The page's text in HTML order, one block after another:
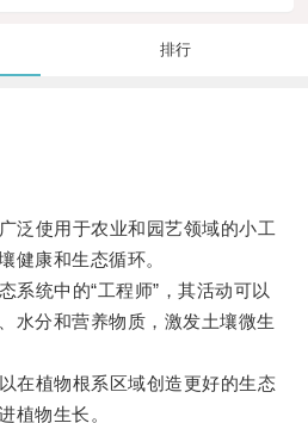
排行
使用于农业和园艺领域的小工
健康和生态循环。
统中的“工程师”，其活动可以
水分和营养物质，激发土壤微生
植物根系区域创造更好的生态
植物生长。